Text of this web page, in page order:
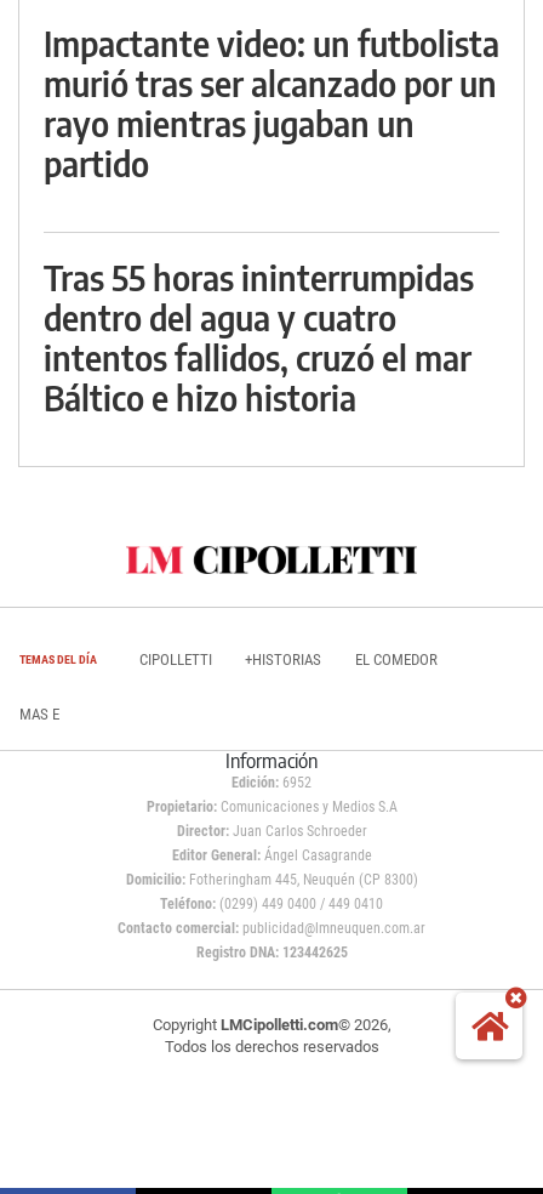
Impactante video: un futbolista
murió tras ser alcanzado por un
rayo mientras jugaban un
partido
Tras 55 horas ininterrumpidas
dentro del agua y cuatro
intentos fallidos, cruzó el mar
Báltico e hizo historia
TEMAS DEL DÍA CIPOLLETTI +HISTORIAS EL COMEDOR
MAS E
Información
Edición: 6952
Propietario:Comunicaciones y Medios S.A
Director: Juan Carlos Schroeder
Editor General:Ángel Casagrande
Domicilio:Fotheringham 445, Neuquén (CP 8300)
Teléfono: (0299) 449 0400 / 449 0410
Contacto comercial: publicidad@lmneuquen.com.ar
Registro DNA: 123442625
Copyright LMCipolletti.com© 2026,
Todos los derechos reservados